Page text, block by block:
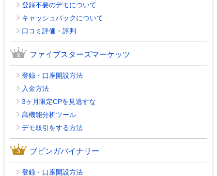
登録不要のデモについて
キャッシュバックについて
口コミ評価・評判
ファイブスターズマーケッツ
登録・口座開設方法
入金方法
3ヶ月限定CPを見逃すな
高機能分析ツール
デモ取引をする方法
ブビンガバイナリー
登録・口座開設方法